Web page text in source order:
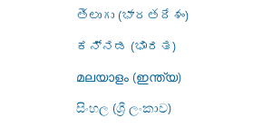
తెలుగు (భారతదేశం)
ಕನ್ನಡ (ಭಾರತ)
മലയാളം (ഇന്ത്യ)
සිංහල (ශ්‍රී ලංකාව)